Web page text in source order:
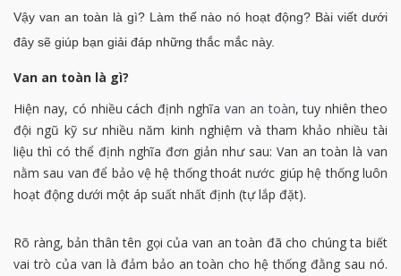
Vậy van an toàn là gì? Làm thế nào nó hoạt động? Bài viết dưới
đây sẽ giúp bạn giải đáp những thắc mắc này.
Van an toàn là gì?
Hiện nay, có nhiều cách định nghĩa van an toàn, tuy nhiên theo
đội ngũ kỹ sư nhiều năm kinh nghiệm và tham khảo nhiều tài
liệu thì có thể định nghĩa đơn giản như sau: Van an toàn là van
nằm sau van để bảo vệ hệ thống thoát nước giúp hệ thống luôn
hoạt động dưới một áp suất nhất định (tự lắp đặt).
Rõ ràng, bản thân tên gọi của van an toàn đã cho chúng ta biết
vai trò của van là đảm bảo an toàn cho hệ thống đằng sau nó.